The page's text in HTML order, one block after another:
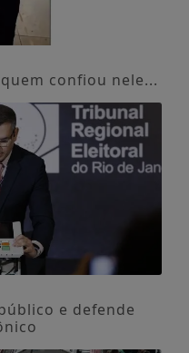
confiou nele...
e defende